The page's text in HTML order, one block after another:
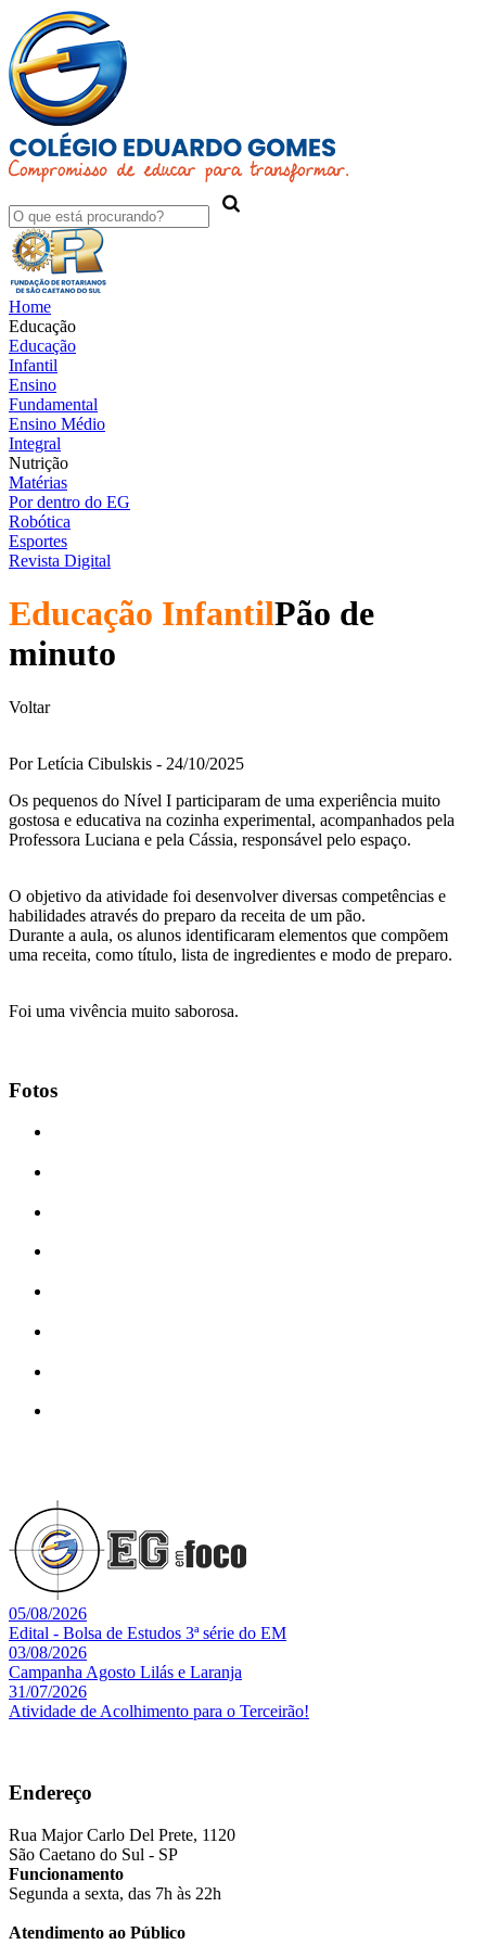
Home
Educação
Educação
Infantil
Ensino
Fundamental
Ensino Médio
Integral
Nutrição
Matérias
Por dentro do EG
Robótica
Esportes
Revista Digital
Educação InfantilPão de
minuto
Voltar
Por Letícia Cibulskis - 24/10/2025
Os pequenos do Nível I participaram de uma experiência muito
gostosa e educativa na cozinha experimental, acompanhados pela
Professora Luciana e pela Cássia, responsável pelo espaço.
O objetivo da atividade foi desenvolver diversas competências e
habilidades através do preparo da receita de um pão.
Durante a aula, os alunos identificaram elementos que compõem
uma receita, como título, lista de ingredientes e modo de preparo.
Foi uma vivência muito saborosa.
Fotos
05/08/2026
Edital - Bolsa de Estudos 3ª série do EM
03/08/2026
Campanha Agosto Lilás e Laranja
31/07/2026
Atividade de Acolhimento para o Terceirão!
Endereço
Rua Major Carlo Del Prete, 1120
São Caetano do Sul - SP
Funcionamento
Segunda a sexta, das 7h às 22h
Atendimento ao Público